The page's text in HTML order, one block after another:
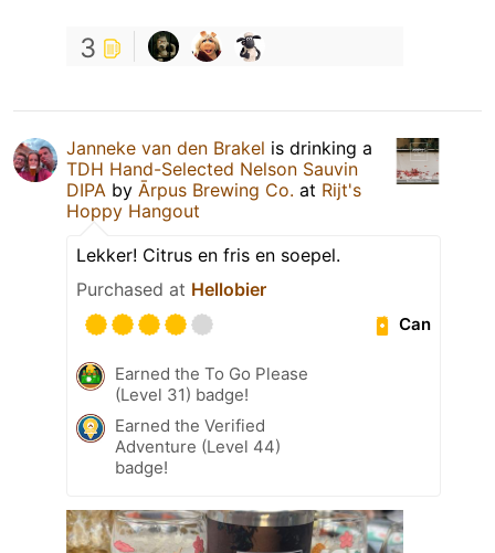
3
Janneke van den Brakel is drinking a
TDH Hand-Selected Nelson Sauvin
DIPA by Ārpus Brewing Co. at Rijt's
Hoppy Hangout
Lekker! Citrus en fris en soepel.
Purchased at Hellobier
Can
Earned the To Go Please
(Level 31) badge!
Earned the Verified
Adventure (Level 44)
badge!